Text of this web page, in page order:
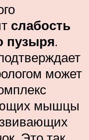
слабость
пузыря.
может
мышцы